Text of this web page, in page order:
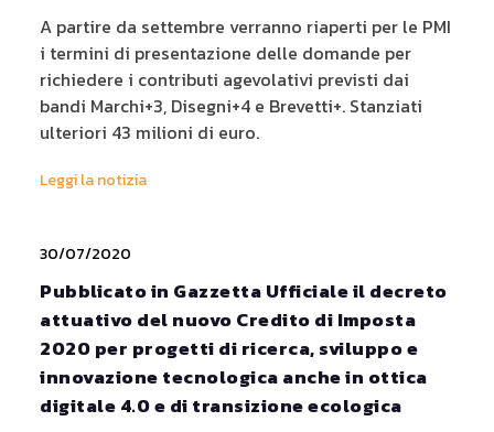
A partire da settembre verranno riaperti per le PMI
i termini di presentazione delle domande per
richiedere i contributi agevolativi previsti dai
bandi Marchi+3, Disegni+4 e Brevetti+. Stanziati
ulteriori 43 milioni di euro.
Leggi la notizia
30/07/2020
Pubblicato in Gazzetta Ufficiale il decreto
attuativo del nuovo Credito di Imposta
2020 per progetti di ricerca, sviluppo e
innovazione tecnologica anche in ottica
digitale 4.0 e di transizione ecologica